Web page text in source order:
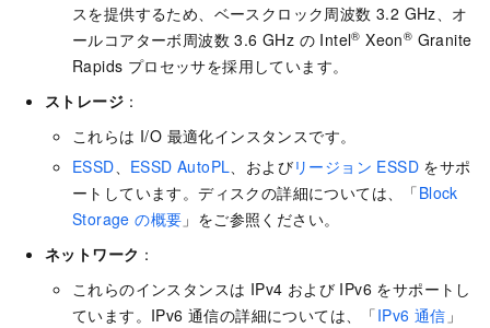
スを提供するため、ベースクロック周波数 3.2 GHz、オ
ールコアターボ周波数 3.6 GHz の Intel® Xeon® Granite
Rapids プロセッサを採用しています。
ストレージ ：
これらは I/O 最適化インスタンスです。
ESSD、 ESSD AutoPL、およびリージョン ESSD をサポ
ートしています。ディスクの詳細については、「Block
Storage の概要 」をご参照ください。
ネットワーク ：
これらのインスタンスは IPv4 および IPv6 をサポートし
ています。IPv6 通信の詳細については、「IPv6 通信 」